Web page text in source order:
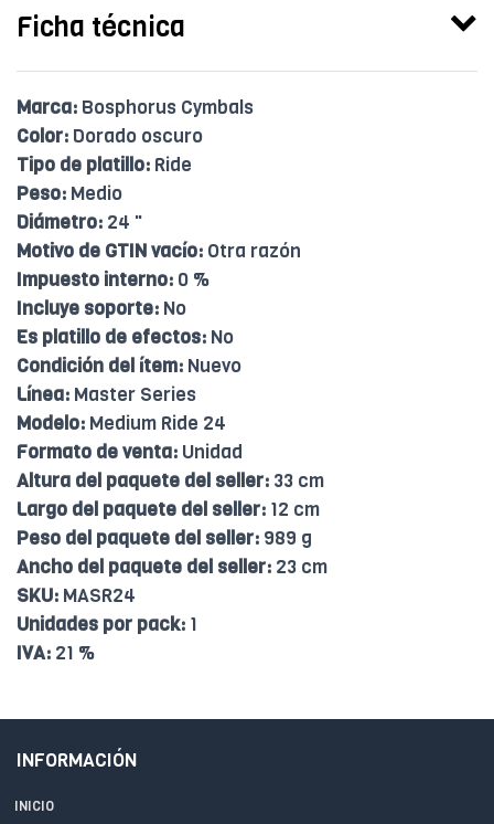
Ficha técnica
Marca: Bosphorus Cymbals
Color: Dorado oscuro
Tipo de platillo: Ride
Peso: Medio
Diámetro: 24 "
Motivo de GTIN vacío: Otra razón
Impuesto interno: 0 %
Incluye soporte: No
Es platillo de efectos: No
Condición del ítem: Nuevo
Línea: Master Series
Modelo: Medium Ride 24
Formato de venta: Unidad
Altura del paquete del seller: 33 cm
Largo del paquete del seller: 12 cm
Peso del paquete del seller: 989 g
Ancho del paquete del seller: 23 cm
SKU: MASR24
Unidades por pack: 1
IVA: 21 %
INFORMACIÓN
INICIO